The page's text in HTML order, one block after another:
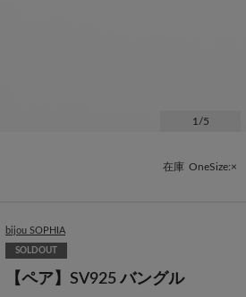
1 /5
在庫 OneSize:×
bijou SOPHIA
SOLDOUT
【ペア】SV925 バングル